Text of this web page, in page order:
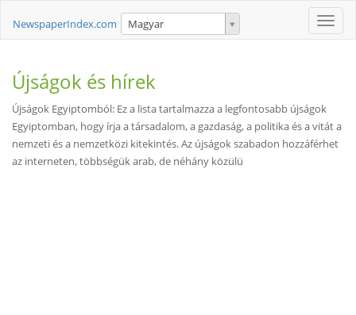
Toggle
NewspaperIndex.com Magyar
Újságok és hírek
Újságok Egyiptomból: Ez a lista tartalmazza a legfontosabb újságok
Egyiptomban, hogy írja a társadalom, a gazdaság, a politika és a vitát a
nemzeti és a nemzetközi kitekintés. Az újságok szabadon hozzáférhet
az interneten, többségük arab, de néhány közülü